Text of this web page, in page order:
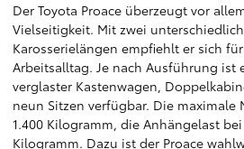
Der Toyota Proace überzeugt vor
Vielseitigkeit. Mit zwei
Karosserielängen empfiehlt er sich
Arbeitsalltag. Je nach Ausführung ist
verglaster Kastenwagen,
neun Sitzen verfügbar. Die
1.400 Kilogramm, die Anhängelast
Kilogramm. Dazu ist der Proace